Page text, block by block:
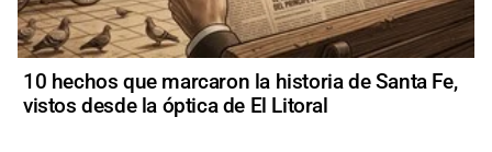
10 hechos que marcaron la historia de Santa Fe,
vistos desde la óptica de El Litoral